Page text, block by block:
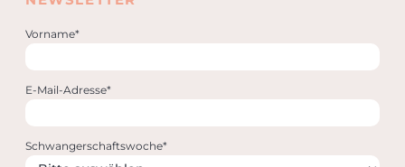
Vorname*
E-Mail-Adresse*
Schwangerschaftswoche*